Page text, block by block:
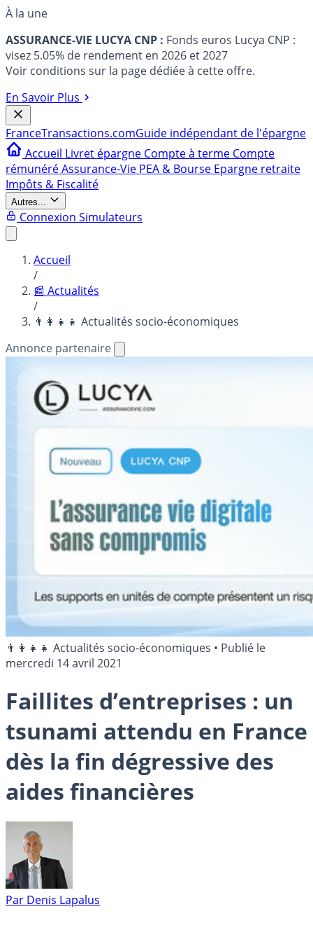
À la une
ASSURANCE-VIE LUCYA CNP : Fonds euros Lucya CNP :
visez 5.05% de rendement en 2026 et 2027
Voir conditions sur la page dédiée à cette offre.
En Savoir Plus
FranceTransactions.comGuide indépendant de l'épargne
Accueil Livret épargne Compte à terme Compte
rémunéréAssurance-Vie PEA & Bourse Epargne retraite
Impôts & Fiscalité
Autres...
Connexion Simulateurs
Accueil
/
📰 Actualités
/
👨‍👩‍👧‍👧 Actualités socio-économiques
Annonce partenaire
👨‍👩‍👧‍👧 Actualités socio-économiques • Publié le
mercredi 14 avril 2021
Faillites d’entreprises : un
tsunami attendu en France
dès la fin dégressive des
aides financières
Par Denis Lapalus